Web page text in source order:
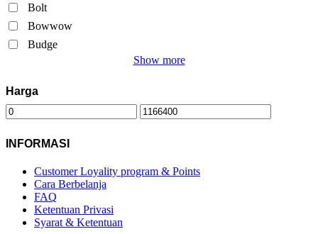
Bolt
Bowwow
Budge
Show more
Harga
INFORMASI
Customer Loyality program & Points
Cara Berbelanja
FAQ
Ketentuan Privasi
Syarat & Ketentuan